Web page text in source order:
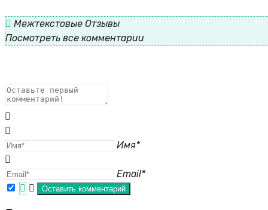
Межтекстовые Отзывы
Посмотреть все комментарии
Имя*
Email*